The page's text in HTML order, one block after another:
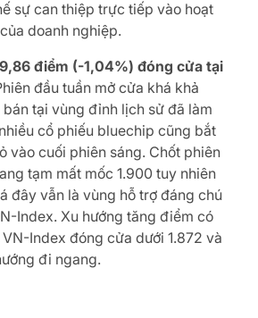
sự can thiệp trực tiếp vào hoạt
doanh nghiệp.
điểm (-1,04%) đóng cửa tại
đầu tuần mở cửa khá khả
tại vùng đỉnh lịch sử đã làm
cổ phiếu bluechip cũng bắt
vào cuối phiên sáng. Chốt phiên
tạm mất mốc 1.900 tuy nhiên
đây vẫn là vùng hỗ trợ đáng chú
Index. Xu hướng tăng điểm có
Index đóng cửa dưới 1.872 và
đi ngang.